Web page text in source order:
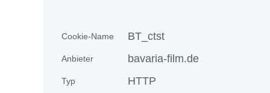
Cookie-Name BT_ctst
Anbieter bavaria-film.de
Typ HTTP